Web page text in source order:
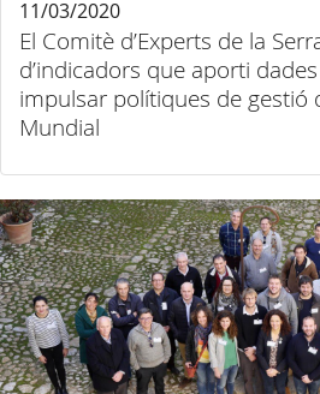
El Comitè d’Experts de la
d’indicadors que aporti
impulsar polítiques de gestió
Mundial
11/03/2020